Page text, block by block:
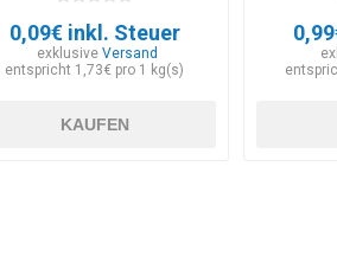
0,09€ inkl. Steuer
exklusiveVersand
entspricht 1,73€ pro 1 kg(s)
KAUFEN